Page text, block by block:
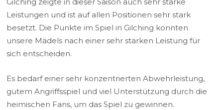
Leistungen und ist auf allen Positionen sehr stark
besetzt. Die Punkte im Spiel in Gilching konnten
unsere Mädels nach einer sehr starken Leistung für
sich entscheiden.
Es bedarf einer sehr konzentrierten Abwehrleistung,
gutem Angriffsspiel und viel Unterstützung durch die
heimischen Fans, um das Spiel zu gewinnen.